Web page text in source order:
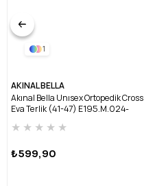
1
AKINAL BELLA
Akınal Bella Unısex Ortopedik Cross
Eva Terlik (41-47) E195.M.024-
★ ★ ★ ★ ★
₺599,90